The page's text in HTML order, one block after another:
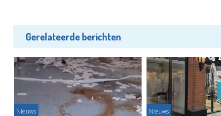
Gerelateerde berichten
Nieuws Nieuws